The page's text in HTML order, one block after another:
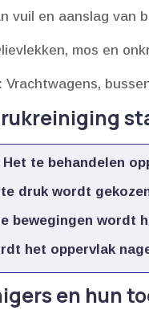
vuil en aanslag van
mos en
Vrachtwagens,
Het te behandelen
druk wordt
bewegingen wordt
het oppervlak
en hun